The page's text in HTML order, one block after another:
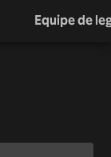
Equipe de